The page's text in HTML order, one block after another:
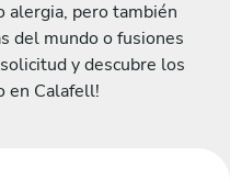
alergia, pero también
del mundo o fusiones
y descubre los
en Calafell!